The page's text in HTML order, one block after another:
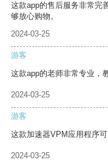
这款app的售后服务非常完
够放心购物。
2024-03-25
游客
这款app的老师非常专业，
2024-03-25
游客
这款加速器VPM应用程序
2024-03-25